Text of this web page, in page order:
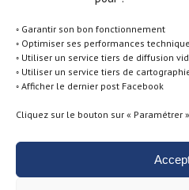
◦ Garantir son bon fonctionnement
◦ Optimiser ses performances
◦ Utiliser un service tiers de diffusion
◦ Utiliser un service tiers de
◦ Afficher le dernier post Facebook
Cliquez sur le bouton sur « Paramétrer